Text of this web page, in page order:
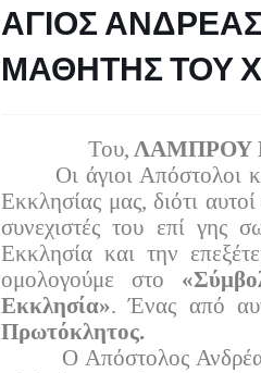
ΑΓΙΟΣ
ΜΑΘΗΤΗΣ ΤΟΥ
Του, ΛΑΜΠΡΟΥ
Οι άγιοι Απόστολοι
Εκκλησίας μας, διότι
συνεχιστές του επί γης
Εκκλησία και την
ομολογούμε στο
Εκκλησία». Ένας από
Πρωτόκλητος.
O Απόστολος